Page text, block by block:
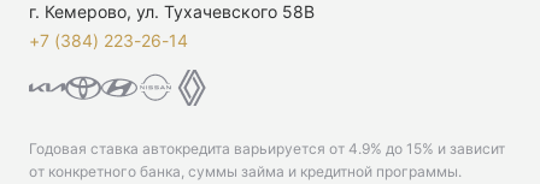
г. Кемерово, ул. Тухачевского 58В
+7 (384) 223-26-14‬
Годовая ставка автокредита варьируется от 4.9% до 15% и зависит
от конкретного банка, суммы займа и кредитной программы.